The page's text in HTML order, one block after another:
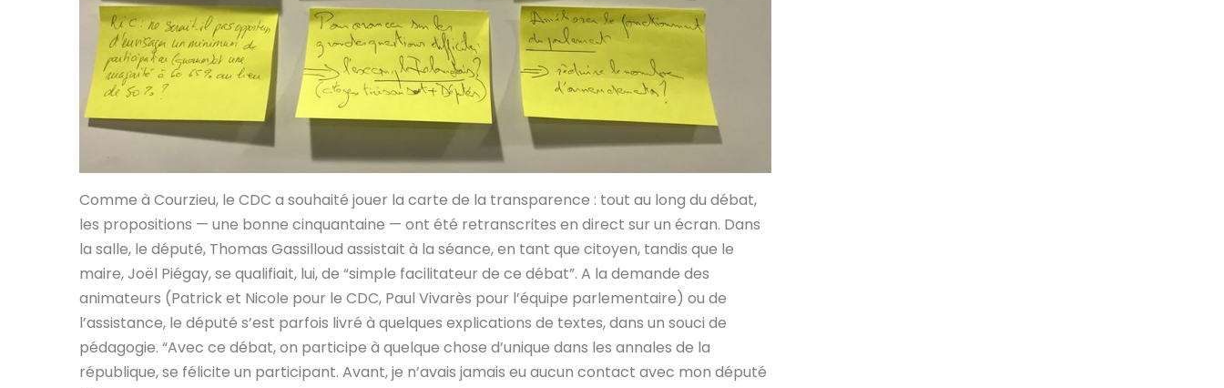
Comme à Courzieu, le CDC a souhaité jouer la carte de la transparence : tout au long du débat,
les propositions — une bonne cinquantaine — ont été retranscrites en direct sur un écran. Dans
la salle, le député, Thomas Gassilloud assistait à la séance, en tant que citoyen, tandis que le
maire, Joël Piégay, se qualifiait, lui, de “simple facilitateur de ce débat”. A la demande des
animateurs (Patrick et Nicole pour le CDC, Paul Vivarès pour l’équipe parlementaire) ou de
l’assistance, le député s’est parfois livré à quelques explications de textes, dans un souci de
pédagogie. “Avec ce débat, on participe à quelque chose d’unique dans les annales de la
république, se félicite un participant. Avant, je n’avais jamais eu aucun contact avec mon député